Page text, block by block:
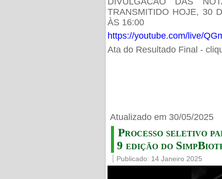
TRANSMITIDO HOJE, 30
ÀS 16:00
https://youtube.com/live/
Ata do Resultado Final -
Atualizado em 30/05/2025
Processo seletivo
9 edição do
Publicado: 14 Janeiro 2025